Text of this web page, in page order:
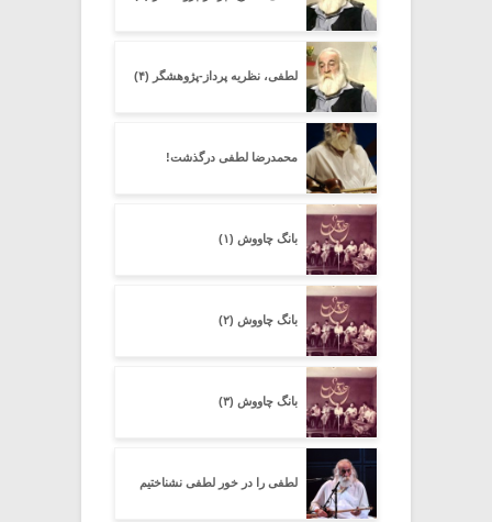
لطفی، نظریه پرداز-پژوهشگر (۴)
محمدرضا لطفی درگذشت!
بانگ چاووش (۱)
بانگ چاووش (۲)
بانگ چاووش (۳)
لطفی را در خور لطفی نشناختیم